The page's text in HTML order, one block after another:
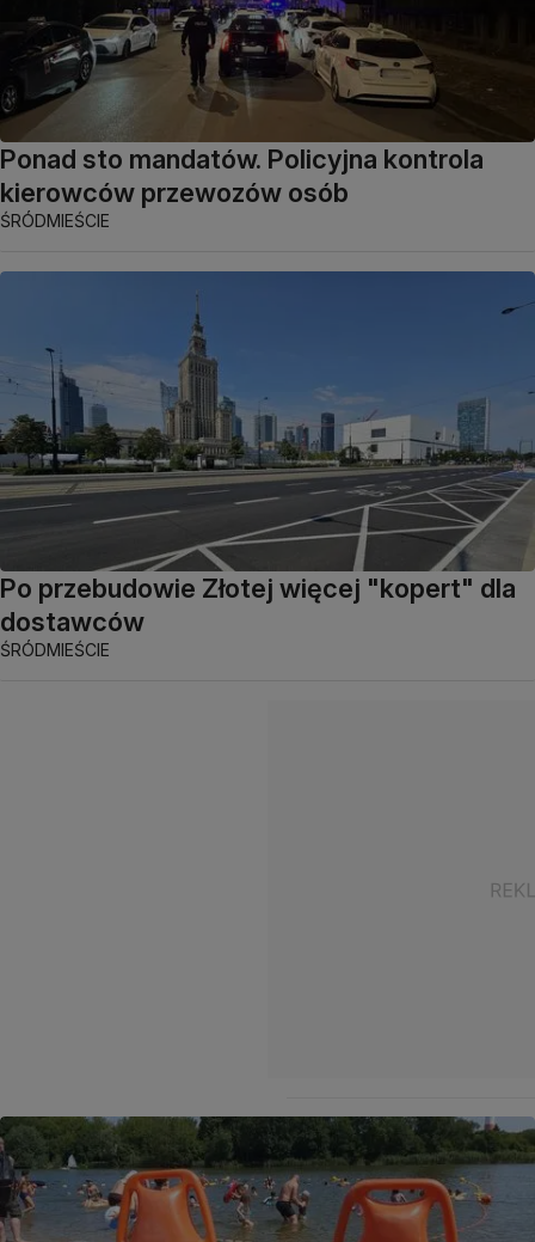
Ponad sto mandatów. Policyjna kontrola
kierowców przewozów osób
ŚRÓDMIEŚCIE
Po przebudowie Złotej więcej "kopert" dla
dostawców
ŚRÓDMIEŚCIE